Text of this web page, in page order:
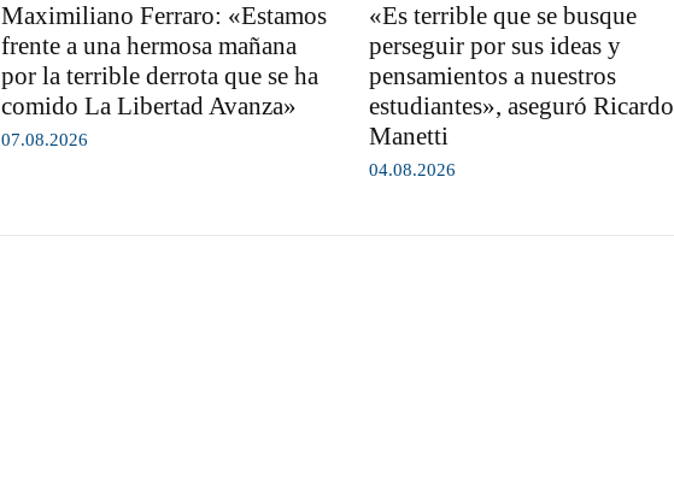
Maximiliano Ferraro: «Estamos
frente a una hermosa mañana
por la terrible derrota que se ha
comido La Libertad Avanza»
07.08.2026
«Es terrible que se busque
perseguir por sus ideas y
pensamientos a nuestros
estudiantes», aseguró Ricardo
Manetti
04.08.2026